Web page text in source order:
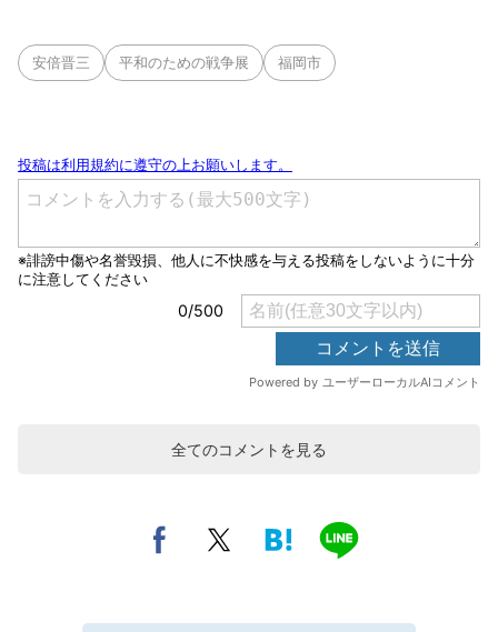
安倍晋三 平和のための戦争展 福岡市
全てのコメントを見る